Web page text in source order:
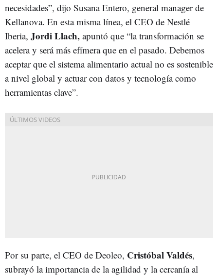
necesidades”, dijo Susana Entero, general manager de
Kellanova. En esta misma línea, el CEO de Nestlé
Iberia, Jordi Llach, apuntó que “la transformación se
acelera y será más efímera que en el pasado. Debemos
aceptar que el sistema alimentario actual no es sostenible
a nivel global y actuar con datos y tecnología como
herramientas clave”.
Por su parte, el CEO de Deoleo, Cristóbal Valdés,
subrayó la importancia de la agilidad y la cercanía al